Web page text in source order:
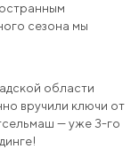
сезона мы
области
вручили ключи от
— уже 3-го